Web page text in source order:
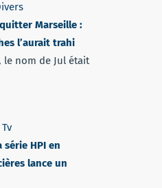
Marseille :
l’aurait trahi
le nom de Jul était
série HPI en
lance un